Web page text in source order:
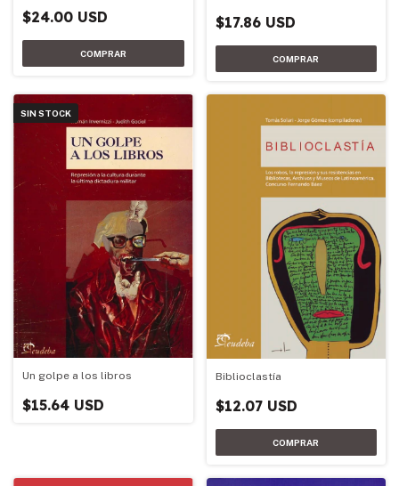
$24.00 USD $17.86 USD
SIN STOCK
Un golpe a los libros
$15.64 USD
Biblioclastía
$12.07 USD